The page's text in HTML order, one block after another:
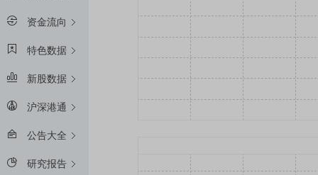
资金流向
特色数据
新股数据
沪深港通
公告大全
研究报告